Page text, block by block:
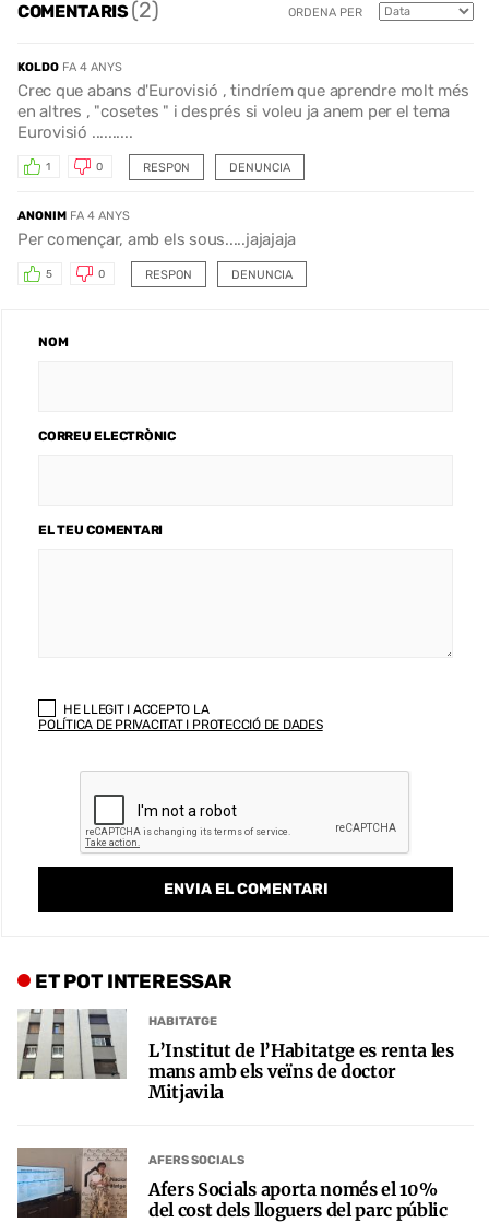
COMENTARIS(2) ORDENA PER
KOLDO FA 4 ANYS
Crec que abans d'Eurovisió , tindríem que aprendre molt més
en altres , "cosetes " i després si voleu ja anem per el tema
Eurovisió ..........
RESPON
1 0 DENUNCIA
ANONIM FA 4 ANYS
Per començar, amb els sous.....jajajaja
RESPON
5 0 DENUNCIA
NOM
CORREU ELECTRÒNIC
EL TEU COMENTARI
HE LLEGIT I ACCEPTO LA
POLÍTICA DE PRIVACITAT I PROTECCIÓ DE DADES
ET POT INTERESSAR
HABITATGE
L’Institut de l’Habitatge es renta les
mans amb els veïns de doctor
Mitjavila
AFERS SOCIALS
Afers Socials aporta només el 10%
del cost dels lloguers del parc públic